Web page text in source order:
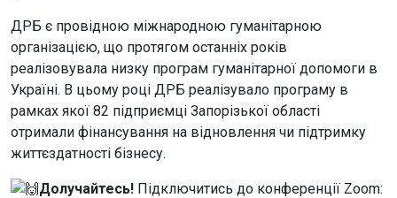
ДРБ є провідною міжнародною гуманітарною
організацією, що протягом останніх років
реалізовувала низку програм гуманітарної допомоги в
Україні. В цьому році ДРБ реалізувало програму в
рамках якої 82 підприємці Запорізької області
отримали фінансування на відновлення чи підтримку
життєздатності бізнесу.
Долучайтесь! Підключитись до конференції Zoom: